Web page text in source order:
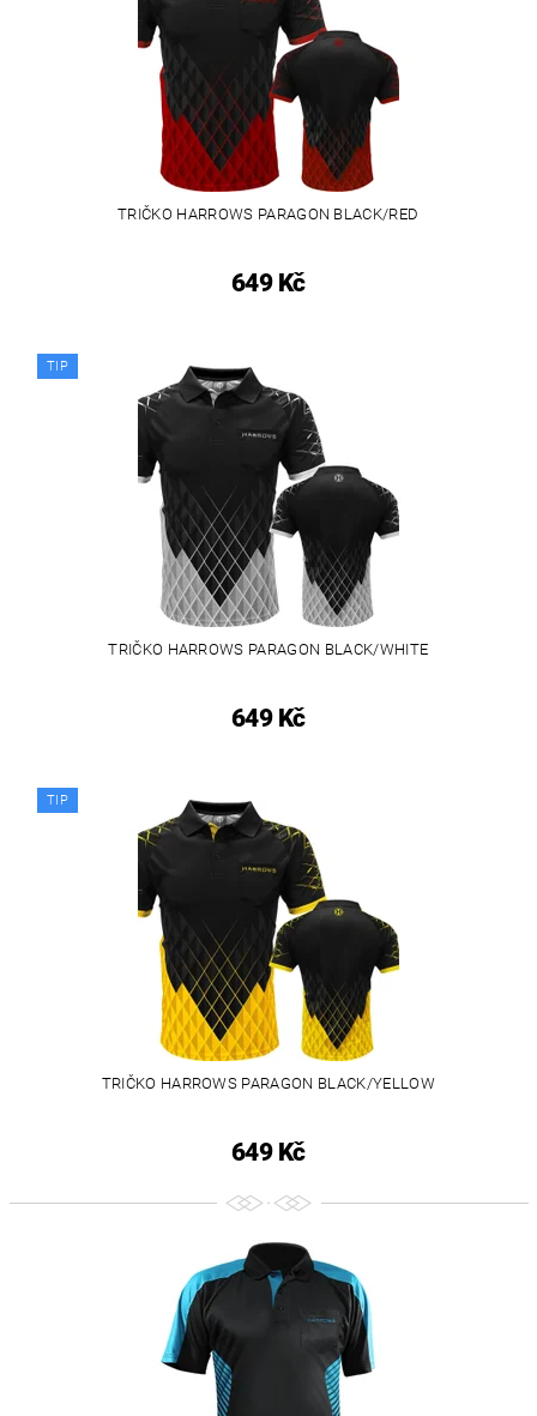
TRIČKO HARROWS PARAGON BLACK/RED
649 Kč
TIP
TRIČKO HARROWS PARAGON BLACK/WHITE
649 Kč
TIP
TRIČKO HARROWS PARAGON BLACK/YELLOW
649 Kč